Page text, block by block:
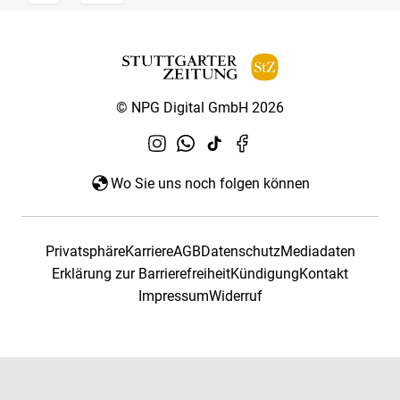
© NPG Digital GmbH 2026
Wo Sie uns noch folgen können
PrivatsphäreKarriereAGBDatenschutzMediadaten
Erklärung zur BarrierefreiheitKündigungKontakt
ImpressumWiderruf